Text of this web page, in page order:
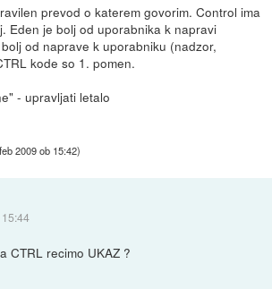
prevod o katerem govorim. Control ima
Eden je bolj od uporabnika k napravi
od naprave k uporabniku (nadzor,
kode so 1. pomen.
- upravljati letalo
2009 ob 15:42)
CTRL recimo UKAZ ?